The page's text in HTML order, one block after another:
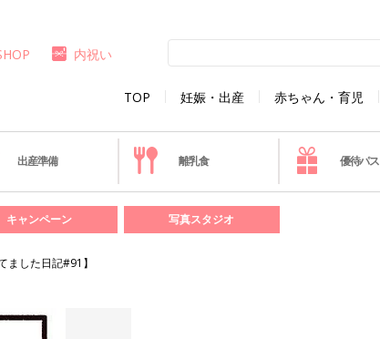
TOP 妊娠・出産 赤ちゃん・育児
内祝い
出産準備 離乳食 優待パス
キャンペーン 写真スタジオ
ました日記#91】